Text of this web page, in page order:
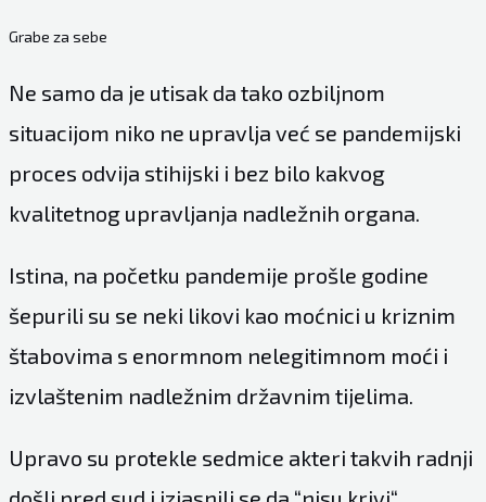
Grabe za sebe
Ne samo da je utisak da tako ozbiljnom
situacijom niko ne upravlja već se pandemijski
proces odvija stihijski i bez bilo kakvog
kvalitetnog upravljanja nadležnih organa.
Istina, na početku pandemije prošle godine
šepurili su se neki likovi kao moćnici u kriznim
štabovima s enormnom nelegitimnom moći i
izvlaštenim nadležnim državnim tijelima.
Upravo su protekle sedmice akteri takvih radnji